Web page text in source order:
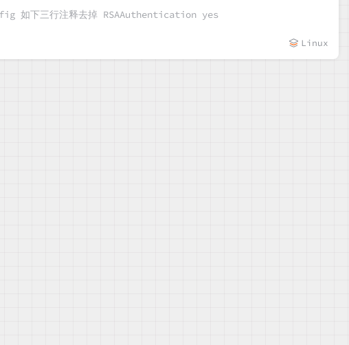
如下三行注释去掉 RSAAuthentication yes
Linux